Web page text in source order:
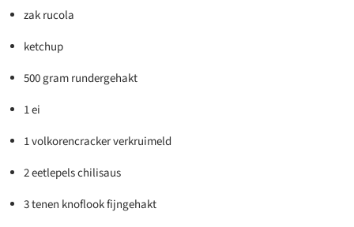
zak rucola
ketchup
500 gram rundergehakt
1 ei
1 volkorencracker verkruimeld
2 eetlepels chilisaus
3 tenen knoflook fijngehakt